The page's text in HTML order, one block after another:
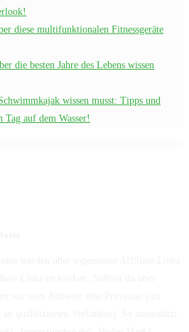
diese multifunktionalen Fitnessgeräte
die besten Jahre des Lebens wissen
wissen musst: Tipps und
auf dem Wasser!